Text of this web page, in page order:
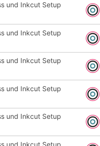
und Inkcut Setup
und Inkcut Setup
und Inkcut Setup
und Inkcut Setup
und Inkcut Setup
und Inkcut Setup